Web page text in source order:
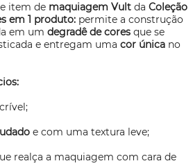
item de maquiagem Vult da Coleção
em 1 produto: permite a construção
em um degradê de cores que se
e entregam uma cor única no
e com uma textura leve;
realça a maquiagem com cara de